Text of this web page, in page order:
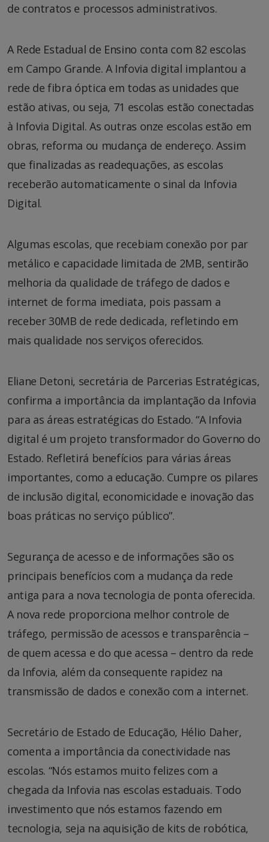
de contratos e processos administrativos.
A Rede Estadual de Ensino conta com 82 escolas
em Campo Grande. A Infovia digital implantou a
rede de fibra óptica em todas as unidades que
estão ativas, ou seja, 71 escolas estão conectadas
à Infovia Digital. As outras onze escolas estão em
obras, reforma ou mudança de endereço. Assim
que finalizadas as readequações, as escolas
receberão automaticamente o sinal da Infovia
Digital.
Algumas escolas, que recebiam conexão por par
metálico e capacidade limitada de 2MB, sentirão
melhoria da qualidade de tráfego de dados e
internet de forma imediata, pois passam a
receber 30MB de rede dedicada, refletindo em
mais qualidade nos serviços oferecidos.
Eliane Detoni, secretária de Parcerias Estratégicas,
confirma a importância da implantação da Infovia
para as áreas estratégicas do Estado. “A Infovia
digital é um projeto transformador do Governo do
Estado. Refletirá benefícios para várias áreas
importantes, como a educação. Cumpre os pilares
de inclusão digital, economicidade e inovação das
boas práticas no serviço público”.
Segurança de acesso e de informações são os
principais benefícios com a mudança da rede
antiga para a nova tecnologia de ponta oferecida.
A nova rede proporciona melhor controle de
tráfego, permissão de acessos e transparência –
de quem acessa e do que acessa – dentro da rede
da Infovia, além da consequente rapidez na
transmissão de dados e conexão com a internet.
Secretário de Estado de Educação, Hélio Daher,
comenta a importância da conectividade nas
escolas. “Nós estamos muito felizes com a
chegada da Infovia nas escolas estaduais. Todo
investimento que nós estamos fazendo em
tecnologia, seja na aquisição de kits de robótica,